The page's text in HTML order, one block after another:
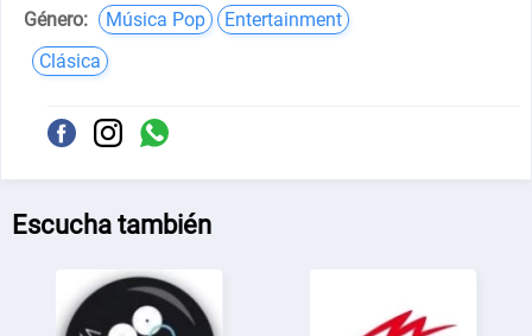
Género: Música Pop
Entertainment
Clásica
Escucha también